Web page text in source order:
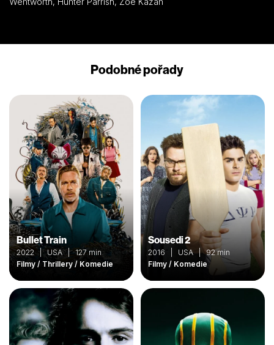
Podobné pořady
Bullet Train
2022 | USA | 127 min
Filmy / Thrillery / Komedie
Sousedi 2
2016 | USA | 92 min
Filmy / Komedie